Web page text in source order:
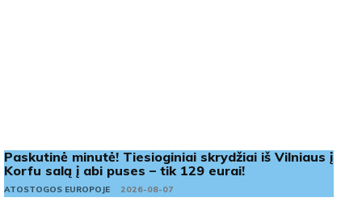
Paskutinė minutė! Tiesioginiai skrydžiai iš Vilniaus į
Korfu salą į abi puses – tik 129 eurai!
ATOSTOGOS EUROPOJE 2026-08-07